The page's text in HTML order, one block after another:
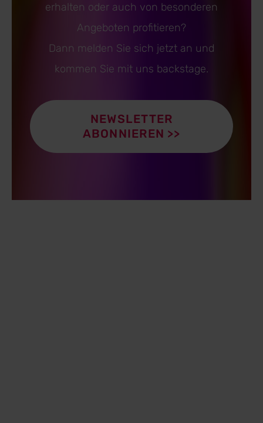
erhalten oder auch von besonderen
Angeboten profitieren?
Dann melden Sie sich jetzt an und
kommen Sie mit uns backstage.
NEWSLETTER
ABONNIEREN